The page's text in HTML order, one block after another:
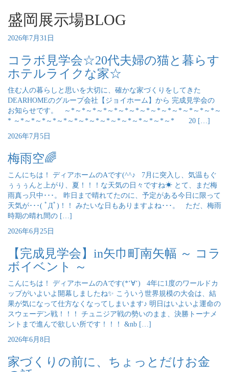
盛岡展示場BLOG
2026年7月31日
コラボ見学会☆20代夫婦の猫と暮らす
ホテルライクな家☆
住む人の暮らしと思いを大切に、確かな家づくりをしてきた
DEARHOMEのグループ会社【ジョイホーム】から 完成見学会の
お知らせです。 ～*～*～*～*～*～*～*～*～*～*～*～*～*～*～
* ～*～*～*～*～*～*～*～*～*～*～*～*～*～*～* 20 […]
2026年7月5日
梅雨空🌈
こんにちは！ ディアホームのAです(^^♪ 7月に突入し、気温もぐ
ぅぅぅんと上がり、夏！！！な天気の日々ですね☀ とて、まだ梅
雨真っ只中･･･。 昨日まで晴れてたのに、予定がある今日に限って
天気が･･･( ﾟДﾟ)！！ みたいな日もありますよね･･･。 ただ、梅雨
時期の晴れ間の […]
2026年6月25日
【完成見学会】in矢巾町南矢幅 ～ コラ
ボイベント ～
こんにちは！ ディアホームのAです(*‘∀‘) 4年に1度のワールドカ
ップがいよいよ開幕しましたね✨ こういう世界規模の大会は、結
果が気になって仕方なくなってしまいます♪ 明日はいよいよ運命の
スウェーデン戦！！！ チュニジア戦の勢いのまま、決勝トーナメ
ントまで進んで欲しい所です！！！ &nb […]
2026年6月8日
家づくりの前に、ちょっとだけお金